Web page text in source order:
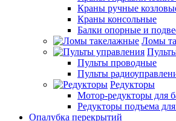
Краны ручные
Краны консольные
Балки опорные и
Ломы
Пульты проводные
Пульты
Редукторы
Мотор-редукторы для
Редукторы подъема
Опалубка перекрытий